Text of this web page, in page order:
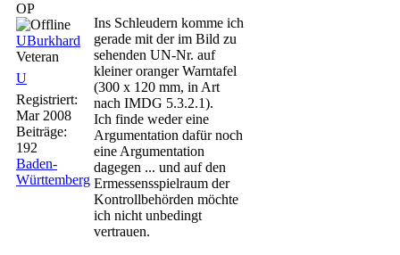
OP
UBurkhard
Veteran
U
Registriert:
Mar 2008
Beiträge:
192
Baden-
Württemberg
Ins Schleudern komme ich
gerade mit der im Bild zu
sehenden UN-Nr. auf
kleiner oranger Warntafel
(300 x 120 mm, in Art
nach IMDG 5.3.2.1).
Ich finde weder eine
Argumentation dafür noch
eine Argumentation
dagegen ... und auf den
Ermessensspielraum der
Kontrollbehörden möchte
ich nicht unbedingt
vertrauen.